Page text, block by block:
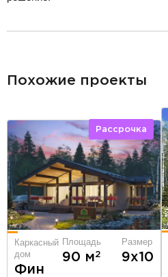
Похожие проекты
Рассрочка
Каркасный
дом
Фин
Площадь
90 м2
Размер
9х10